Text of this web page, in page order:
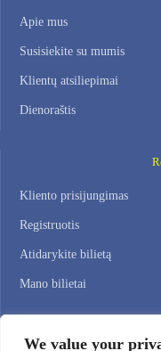
We value your
Apie mus
Susisiekite su mumis
Klientų atsiliepimai
Dienoraštis
Kliento prisijungimas
Registruotis
Atidarykite bilietą
Mano bilietai